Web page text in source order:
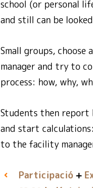
school (or personal
and still can be
Small groups,
manager and try to
process: how, why,
Students then report
and start
to the facility
Participació